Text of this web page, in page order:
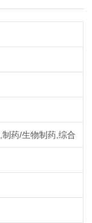
药/生物制药,综合